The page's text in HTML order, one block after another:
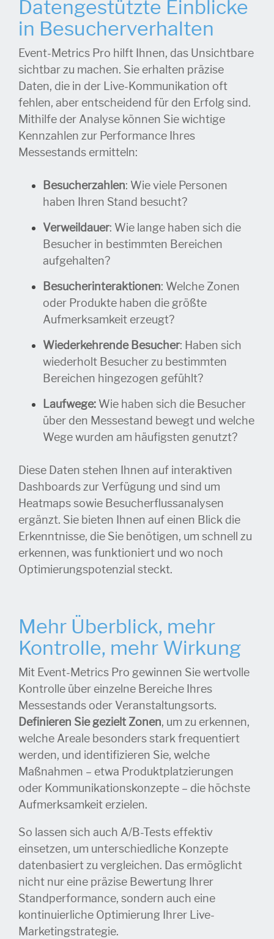
Datengestützte Einblicke
in Besucherverhalten
Event-Metrics Pro hilft Ihnen, das Unsichtbare
sichtbar zu machen. Sie erhalten präzise
Daten, die in der Live-Kommunikation oft
fehlen, aber entscheidend für den Erfolg sind.
Mithilfe der Analyse können Sie wichtige
Kennzahlen zur Performance Ihres
Messestands ermitteln:
Besucherzahlen: Wie viele Personen
haben Ihren Stand besucht?
Verweildauer: Wie lange haben sich die
Besucher in bestimmten Bereichen
aufgehalten?
Besucherinteraktionen: Welche Zonen
oder Produkte haben die größte
Aufmerksamkeit erzeugt?
Wiederkehrende Besucher: Haben sich
wiederholt Besucher zu bestimmten
Bereichen hingezogen gefühlt?
Laufwege: Wie haben sich die Besucher
über den Messestand bewegt und welche
Wege wurden am häufigsten genutzt?
Diese Daten stehen Ihnen auf interaktiven
Dashboards zur Verfügung und sind um
Heatmaps sowie Besucherflussanalysen
ergänzt. Sie bieten Ihnen auf einen Blick die
Erkenntnisse, die Sie benötigen, um schnell zu
erkennen, was funktioniert und wo noch
Optimierungspotenzial steckt.
Mehr Überblick, mehr
Kontrolle, mehr Wirkung
Mit Event-Metrics Pro gewinnen Sie wertvolle
Kontrolle über einzelne Bereiche Ihres
Messestands oder Veranstaltungsorts.
Definieren Sie gezielt Zonen, um zu erkennen,
welche Areale besonders stark frequentiert
werden, und identifizieren Sie, welche
Maßnahmen – etwa Produktplatzierungen
oder Kommunikationskonzepte – die höchste
Aufmerksamkeit erzielen.
So lassen sich auch A/B-Tests effektiv
einsetzen, um unterschiedliche Konzepte
datenbasiert zu vergleichen. Das ermöglicht
nicht nur eine präzise Bewertung Ihrer
Standperformance, sondern auch eine
kontinuierliche Optimierung Ihrer Live-
Marketingstrategie.